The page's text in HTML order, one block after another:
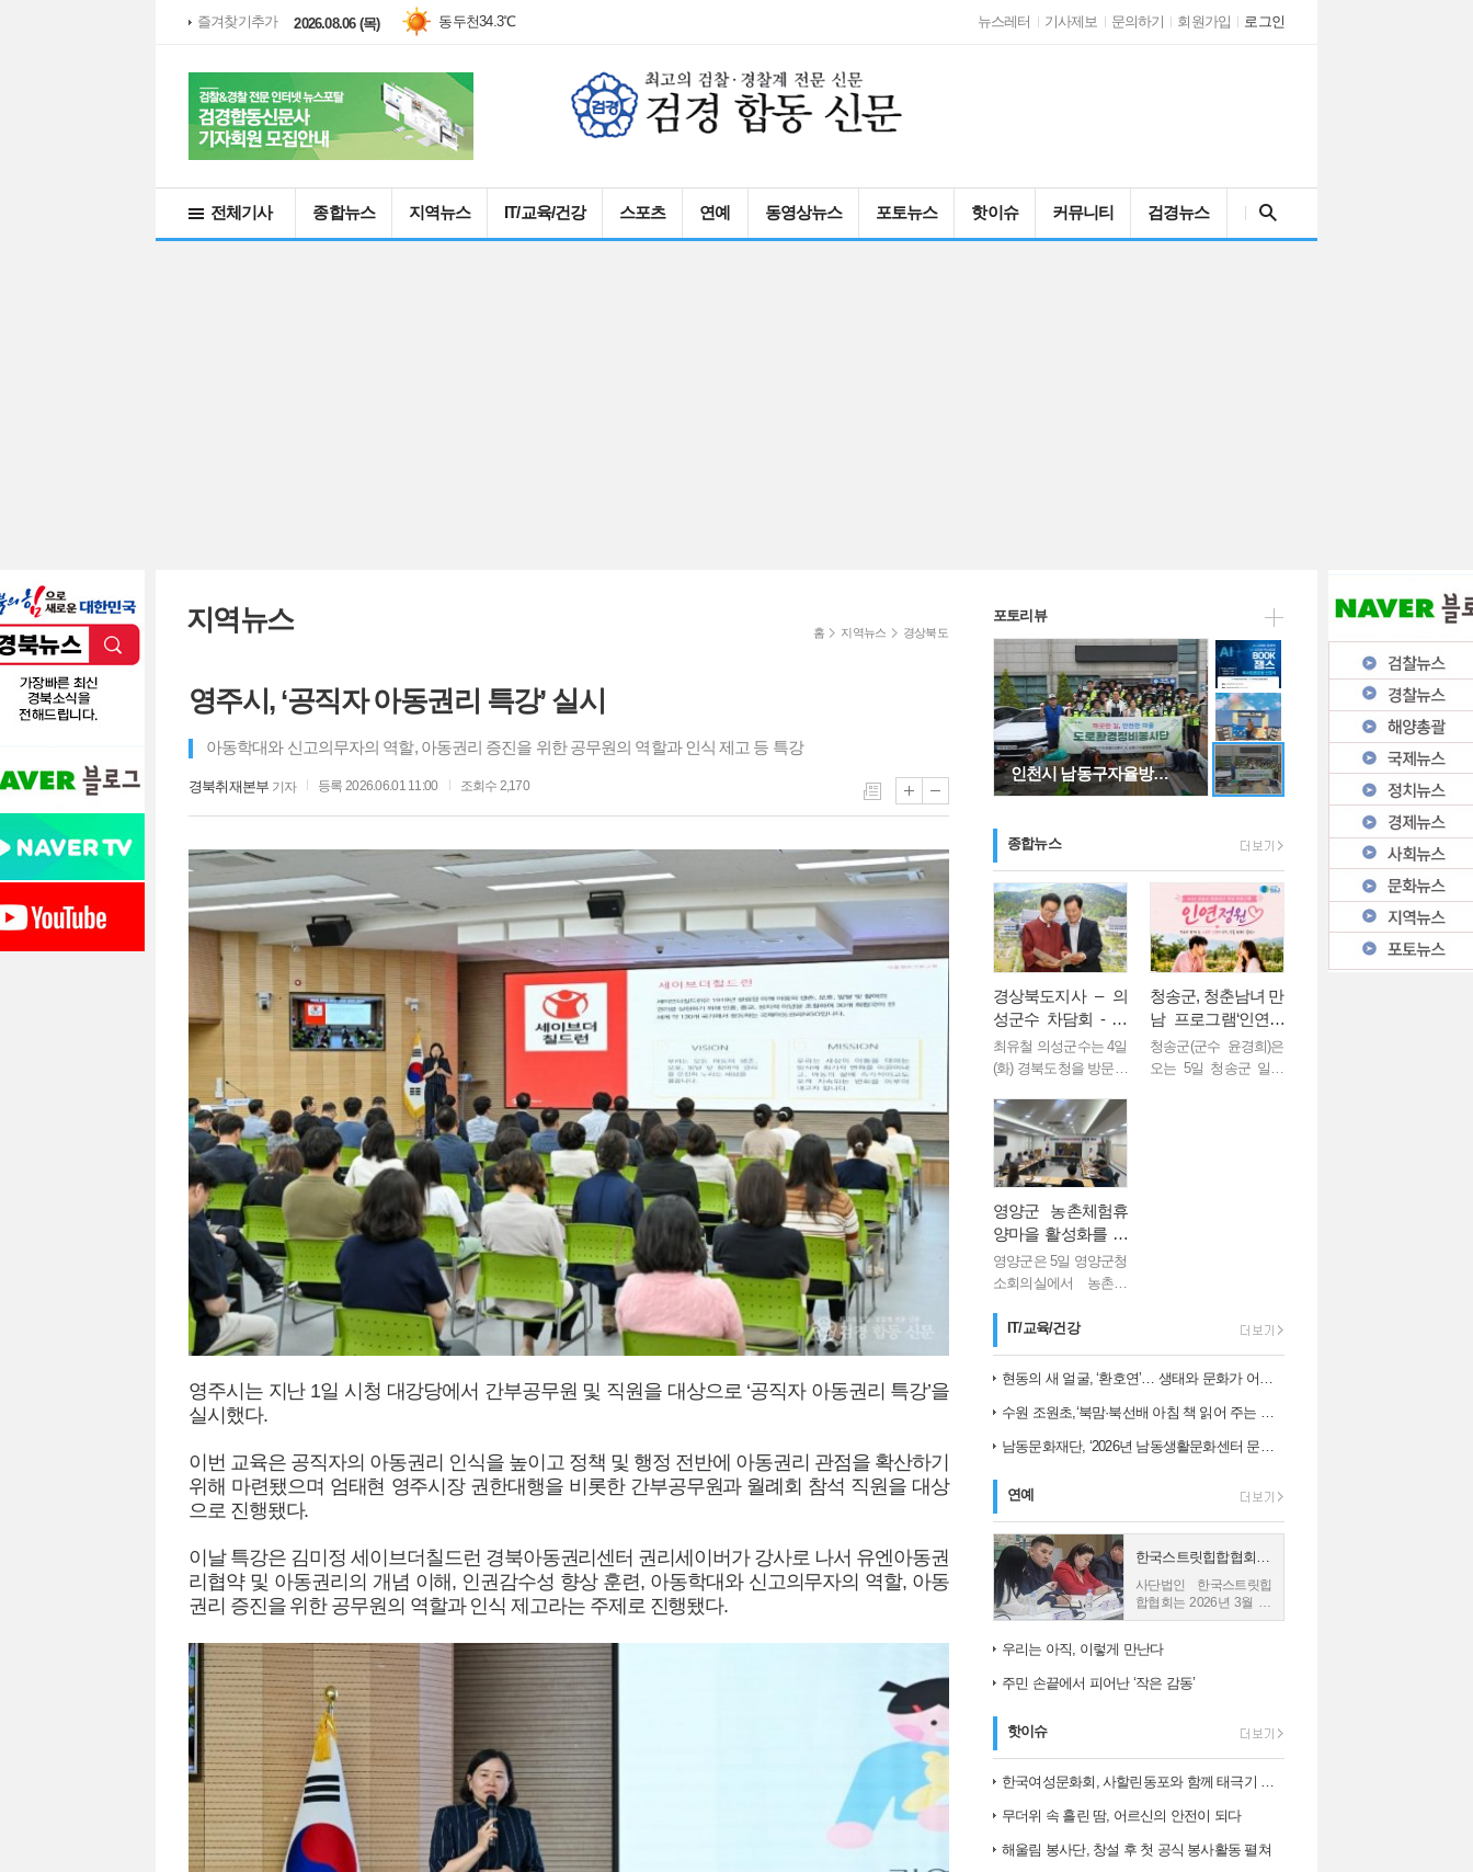
즐겨찾기추가 2026.08.06 (목) 파주33.7℃ 뉴스레터 기사제보 문의하기 회원가입 로그인
전체기사 종합뉴스 지역뉴스 IT/교육/건강 스포츠 연예 동영상뉴스 포토뉴스 핫이슈 커뮤니티 검경뉴스
지역뉴스 홈 지역뉴스 경상북도
영주시, ‘공직자 아동권리 특강’ 실시
아동학대와 신고의무자의 역할, 아동권리 증진을 위한 공무원의 역할과 인식 제고 등 특강
경북취재본부 기자 등록 2026.06.01 11:00 조회수 2,170
영주시는 지난 1일 시청 대강당에서 간부공무원 및 직원을 대상으로 ‘공직자 아동권리 특강’을
실시했다.
이번 교육은 공직자의 아동권리 인식을 높이고 정책 및 행정 전반에 아동권리 관점을 확산하기
위해 마련됐으며 엄태현 영주시장 권한대행을 비롯한 간부공무원과 월례회 참석 직원을 대상
으로 진행됐다.
이날 특강은 김미정 세이브더칠드런 경북아동권리센터 권리세이버가 강사로 나서 유엔아동권
리협약 및 아동권리의 개념 이해, 인권감수성 향상 훈련, 아동학대와 신고의무자의 역할, 아동
권리 증진을 위한 공무원의 역할과 인식 제고라는 주제로 진행됐다.
포토리뷰
"아버지, 그 이름…
인천시 남동구자율방…
AI 시대와 문해력…
종합뉴스
경상북도지사 – 의
성군수 차담회 - 의
성군 주요 현안사업
지원 건의 -
최유철 의성군수는 4일
(화) 경북도청을 방문해
회를 갖고 의성군 주요
사업에 대한 건의 및 도
차원의 협력 방안을 논
의했다. 이번 차담회는
청송군, 청춘남녀 만
남 프로그램‘인연정
원 시즌2’ 원데이 소
모임 행사 개…
청송군(군수 윤경희)은
오는 5일 청송군 일원
영양군 농촌체험휴
양마을 활성화를 위
한 간담회 개최
영양군은 5일 영양군청
소회의실에서 농촌체
화를 위한 대표자 간담
회를 개최하였다. 이번
간담회에는 농촌체험
무장, 농업축산과장 ...
IT/교육/건강
현동의 새 얼굴, ‘환호연’… 생태와 문화가 어우러진 주민 명소로 거듭나…
수원 조원초,‘북맘·북선배 아침 책 읽어 주는 날’운영
남동문화재단, ‘2026년 남동생활문화센터 문화예술 교육 아카데미 1학…
연예
한국스트릿힙합협회, 몽골 친바트 노민 재단과 업무협약 체결
사단법인 한국스트릿힙
합협회는 2026년 3월 26
일 몽골의 재단법인 친바
(MOU)을 체결했다고 밝
힙합협회와...
우리는 아직, 이렇게 만난다
주민 손끝에서 피어난 ‘작은 감동’
핫이슈
한국여성문화회, 사할린동포와 함께 태극기 그리며 ‘나라 사랑’ 되새겨
무더위 속 흘린 땀, 어르신의 안전이 되다
해울림 봉사단, 창설 후 첫 공식 봉사활동 펼쳐